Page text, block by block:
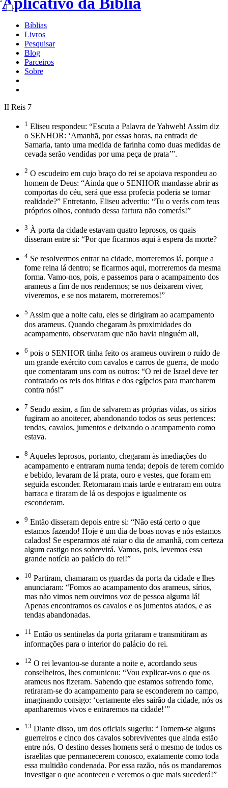
Bíblias
Livros
Pesquisar
Blog
Parceiros
Sobre
II Reis 7
1 Eliseu respondeu: “Escuta a Palavra de Yahweh! Assim diz
o SENHOR: ‘Amanhã, por essas horas, na entrada de
Samaria, tanto uma medida de farinha como duas medidas de
cevada serão vendidas por uma peça de prata’”.
2 O escudeiro em cujo braço do rei se apoiava respondeu ao
homem de Deus: “Ainda que o SENHOR mandasse abrir as
comportas do céu, será que essa profecia poderia se tornar
realidade?” Entretanto, Eliseu advertiu: “Tu o verás com teus
próprios olhos, contudo dessa fartura não comerás!”
3 À porta da cidade estavam quatro leprosos, os quais
disseram entre si: “Por que ficarmos aqui à espera da morte?
4 Se resolvermos entrar na cidade, morreremos lá, porque a
fome reina lá dentro; se ficarmos aqui, morreremos da mesma
forma. Vamo-nos, pois, e passemos para o acampamento dos
arameus a fim de nos rendermos; se nos deixarem viver,
viveremos, e se nos matarem, morreremos!”
5 Assim que a noite caiu, eles se dirigiram ao acampamento
dos arameus. Quando chegaram às proximidades do
acampamento, observaram que não havia ninguém ali,
6 pois o SENHOR tinha feito os arameus ouvirem o ruído de
um grande exército com cavalos e carros de guerra, de modo
que comentaram uns com os outros: “O rei de Israel deve ter
contratado os reis dos hititas e dos egípcios para marcharem
contra nós!”
7 Sendo assim, a fim de salvarem as próprias vidas, os sírios
fugiram ao anoitecer, abandonando todos os seus pertences:
tendas, cavalos, jumentos e deixando o acampamento como
estava.
8 Aqueles leprosos, portanto, chegaram às imediações do
acampamento e entraram numa tenda; depois de terem comido
e bebido, levaram de lá prata, ouro e vestes, que foram em
seguida esconder. Retornaram mais tarde e entraram em outra
barraca e tiraram de lá os despojos e igualmente os
esconderam.
9 Então disseram depois entre si: “Não está certo o que
estamos fazendo! Hoje é um dia de boas novas e nós estamos
calados! Se esperarmos até raiar o dia de amanhã, com certeza
algum castigo nos sobrevirá. Vamos, pois, levemos essa
grande notícia ao palácio do rei!”
10 Partiram, chamaram os guardas da porta da cidade e lhes
anunciaram: “Fomos ao acampamento dos arameus, sírios,
mas não vimos nem ouvimos voz de pessoa alguma lá!
Apenas encontramos os cavalos e os jumentos atados, e as
tendas abandonadas.
11 Então os sentinelas da porta gritaram e transmitiram as
informações para o interior do palácio do rei.
12 O rei levantou-se durante a noite e, acordando seus
conselheiros, lhes comunicou: “Vou explicar-vos o que os
arameus nos fizeram. Sabendo que estamos sofrendo fome,
retiraram-se do acampamento para se esconderem no campo,
imaginando consigo: ‘certamente eles sairão da cidade, nós os
apanharemos vivos e entraremos na cidade!’”
13 Diante disso, um dos oficiais sugeriu: “Tomem-se alguns
guerreiros e cinco dos cavalos sobreviventes que ainda estão
entre nós. O destino desses homens será o mesmo de todos os
israelitas que permanecerem conosco, exatamente como toda
essa multidão condenada. Por essa razão, nós os mandaremos
investigar o que aconteceu e veremos o que mais sucederá!”